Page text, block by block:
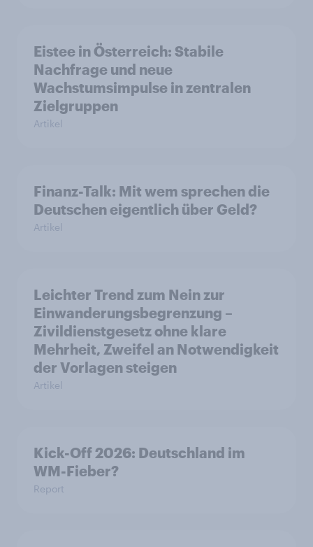
Eistee in Österreich: Stabile
Nachfrage und neue
Wachstumsimpulse in zentralen
Zielgruppen
Artikel
Finanz-Talk: Mit wem sprechen die
Deutschen eigentlich über Geld?
Artikel
Leichter Trend zum Nein zur
Einwanderungsbegrenzung –
Zivildienstgesetz ohne klare
Mehrheit, Zweifel an Notwendigkeit
der Vorlagen steigen
Artikel
Kick-Off 2026: Deutschland im
WM-Fieber?
Report